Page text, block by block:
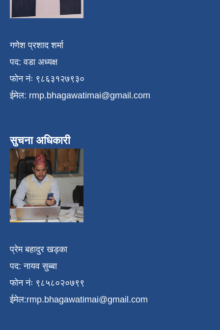
गणेश प्रशाद शर्मा
पद: वडा अध्यक्ष
फोन नंः ९८६३१२७९३०
ईमेल: rmp.bhagawatimai@gmail.com
सुचना अधिकारी
प्रेम बहादुर खड्का
पद: नायव सुब्बा
फोन नंः ९८५८०२०७९९
ईमेल:rmp.bhagawatimai@gmail.com